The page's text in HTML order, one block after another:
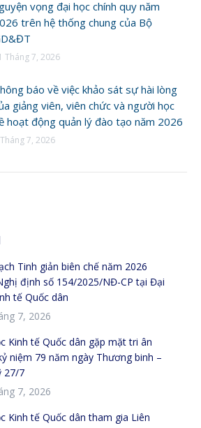
vọng đại học chính quy năm
trên hệ thống chung của Bộ
Tháng 7, 2026
báo về việc khảo sát sự hài lòng
giảng viên, viên chức và người học
hoạt động quản lý đào tạo năm 2026
7, 2026
Tinh giản biên chế năm 2026
định số 154/2025/NĐ-CP tại Đại
tế Quốc dân
7, 2026
Kinh tế Quốc dân gặp mặt tri ân
niệm 79 năm ngày Thương binh –
27/7
7, 2026
Kinh tế Quốc dân tham gia Liên